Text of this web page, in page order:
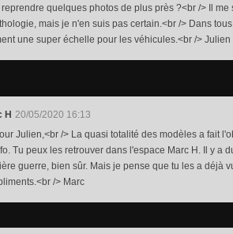
quelques photos de plus près ?<br /> Il
mais je n'en suis pas certain.<br /> Dans
une super échelle pour les véhicules.<br /> Julien
H 20/05/2020 16:13
Julien,<br /> La quasi totalité des modèles a fait
Tu peux les retrouver dans l'espace Marc H. Il y a
guerre, bien sûr. Mais je pense que tu les a déjà
/> Marc